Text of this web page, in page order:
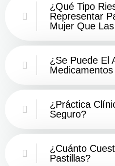
¿Qué Tipo
Representar
Mujer Que
¿Se Puede El
¿Práctica
Seguro?
¿Cuánto
Pastillas?